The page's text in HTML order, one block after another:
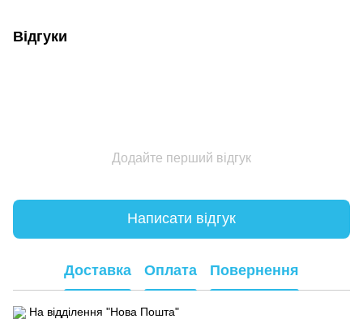
Відгуки
Додайте перший відгук
Написати відгук
Доставка Оплата Повернення
На відділення "Нова Пошта"